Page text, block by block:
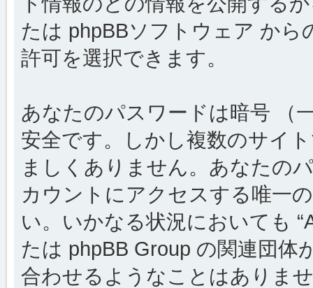
たは phpBBソフトウェア から
許可を選択できます。
あなたのパスワードは暗号 （
安全です。しかし複数のサイ
ましくありません。あなたの
カウントにアクセスする唯一
い。いかなる状況においても
たは phpBB Group の関連団
合わせるようなことはありま